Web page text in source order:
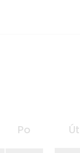
Po Út